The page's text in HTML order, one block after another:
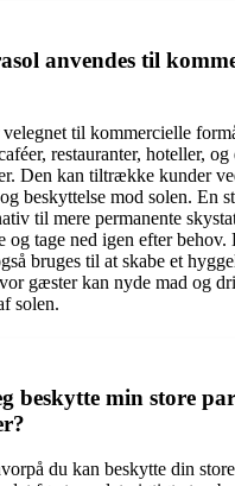
anvendes til
velegnet til kommercielle
restauranter, hoteller, og
Den kan tiltrække kunder
beskyttelse mod solen. En
til mere permanente
og tage ned igen efter behov.
bruges til at skabe et
gæster kan nyde mad og
solen.
beskytte min store
du kan beskytte din